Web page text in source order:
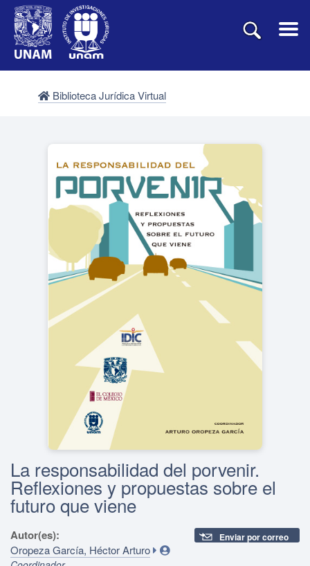
Biblioteca Jurídica Virtual
La responsabilidad del porvenir.
Reflexiones y propuestas sobre el
futuro que viene
Autor(es):
Oropeza García, Héctor Arturo
Enviar por correo